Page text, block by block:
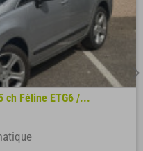
ch Féline ETG6 /...